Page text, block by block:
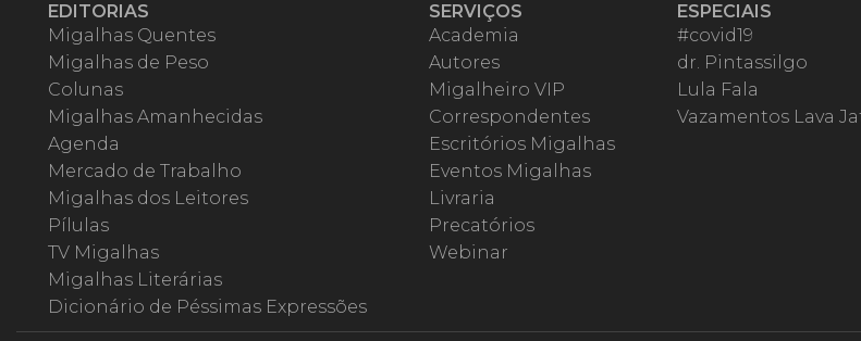
EDITORIAS
Migalhas Quentes
Migalhas de Peso
Colunas
Migalhas Amanhecidas
Agenda
Mercado de Trabalho
Migalhas dos Leitores
Pílulas
TV Migalhas
Migalhas Literárias
Dicionário de Péssimas Expressões
SERVIÇOS
Academia
Autores
Migalheiro VIP
Correspondentes
Escritórios Migalhas
Eventos Migalhas
Livraria
Precatórios
Webinar
ESPECIAIS
#covid19
dr. Pintassilgo
Lula Fala
Vazamentos Lava